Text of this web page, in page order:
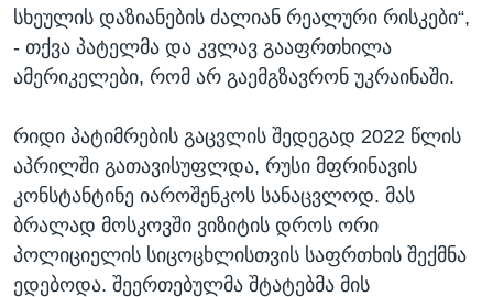
სხეულის დაზიანების ძალიან რეალური რისკები“,
- თქვა პატელმა და კვლავ გააფრთხილა
ამერიკელები, რომ არ გაემგზავრონ უკრაინაში.
რიდი პატიმრების გაცვლის შედეგად 2022 წლის
აპრილში გათავისუფლდა, რუსი მფრინავის
კონსტანტინე იაროშენკოს სანაცვლოდ. მას
ბრალად მოსკოვში ვიზიტის დროს ორი
პოლიციელის სიცოცხლისთვის საფრთხის შექმნა
ედებოდა. შეერთებულმა შტატებმა მის